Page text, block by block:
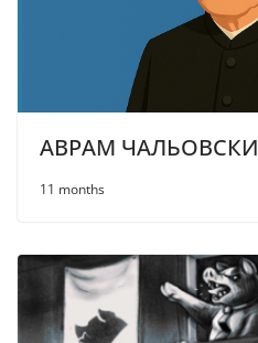
АВРАМ ЧАЛЬОВСКИ
11 months